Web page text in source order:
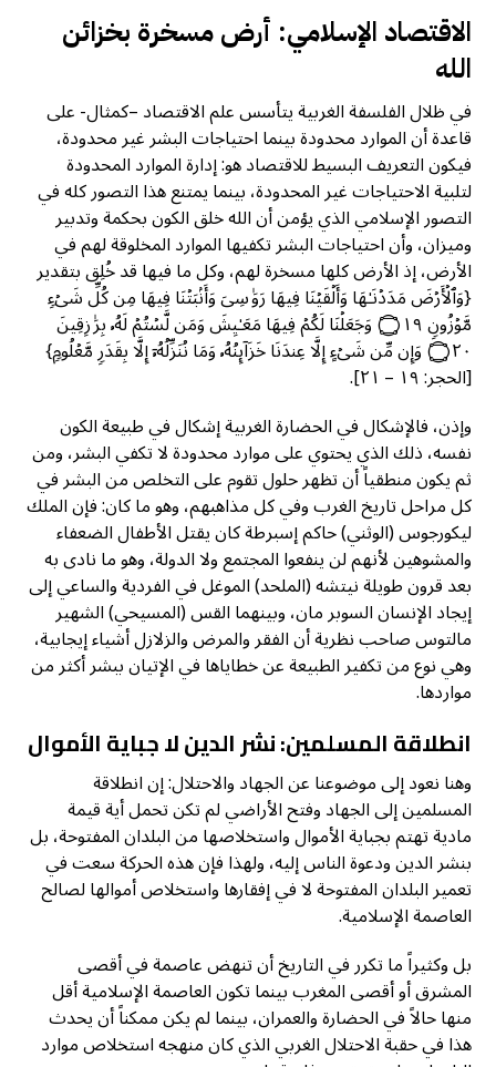
الاقتصاد الإسلامي: أرض مسخرة بخزائن
الله
في ظلال الفلسفة الغربية يتأسس علم الاقتصاد –كمثال- على
قاعدة أن الموارد محدودة بينما احتياجات البشر غير محدودة،
فيكون التعريف البسيط للاقتصاد هو: إدارة الموارد المحدودة
لتلبية الاحتياجات غير المحدودة، بينما يمتنع هذا التصور كله في
التصور الإسلامي الذي يؤمن أن الله خلق الكون بحكمة وتدبير
وميزان، وأن احتياجات البشر تكفيها الموارد المخلوقة لهم في
الأرض، إذ الأرض كلها مسخرة لهم، وكل ما فيها قد خُلِق بتقدير
{وَٱلۡأَرۡضَ مَدَدۡنَـٰهَا وَأَلۡقَیۡنَا فِیهَا رَوَ ٰ⁠سِیَ وَأَنۢبَتۡنَا فِیهَا مِن كُلِّ شَیۡءࣲ
مَّوۡزُونࣲ ۝١٩ وَجَعَلۡنَا لَكُمۡ فِیهَا مَعَـٰیِشَ وَمَن لَّسۡتُمۡ لَهُۥ بِرَ ٰ⁠زِقِینَ
۝٢٠ وَإِن مِّن شَیۡءٍ إِلَّا عِندَنَا خَزَاۤىِٕنُهُۥ وَمَا نُنَزِّلُهُۥۤ إِلَّا بِقَدَرࣲ مَّعۡلُومࣲ}
[الحجر: ١٩ – ٢١].
وإذن، فالإشكال في الحضارة الغربية إشكال في طبيعة الكون
نفسه، ذلك الذي يحتوي على موارد محدودة لا تكفي البشر، ومن
ثم يكون منطقياً أن تظهر حلول تقوم على التخلص من البشر في
كل مراحل تاريخ الغرب وفي كل مذاهبهم، وهو ما كان: فإن الملك
ليكورجوس (الوثني) حاكم إسبرطة كان يقتل الأطفال الضعفاء
والمشوهين لأنهم لن ينفعوا المجتمع ولا الدولة، وهو ما نادى به
بعد قرون طويلة نيتشه (الملحد) الموغل في الفردية والساعي إلى
إيجاد الإنسان السوبر مان، وبينهما القس (المسيحي) الشهير
مالتوس صاحب نظرية أن الفقر والمرض والزلازل أشياء إيجابية،
وهي نوع من تكفير الطبيعة عن خطاياها في الإتيان ببشر أكثر من
مواردها.
انطلاقة المسلمين: نشر الدين لا جباية الأموال
وهنا نعود إلى موضوعنا عن الجهاد والاحتلال: إن انطلاقة
المسلمين إلى الجهاد وفتح الأراضي لم تكن تحمل أية قيمة
مادية تهتم بجباية الأموال واستخلاصها من البلدان المفتوحة، بل
بنشر الدين ودعوة الناس إليه، ولهذا فإن هذه الحركة سعت في
تعمير البلدان المفتوحة لا في إفقارها واستخلاص أموالها لصالح
العاصمة الإسلامية.
بل وكثيراً ما تكرر في التاريخ أن تنهض عاصمة في أقصى
المشرق أو أقصى المغرب بينما تكون العاصمة الإسلامية أقل
منها حالاً في الحضارة والعمران، بينما لم يكن ممكناً أن يحدث
هذا في حقبة الاحتلال الغربي الذي كان منهجه استخلاص موارد